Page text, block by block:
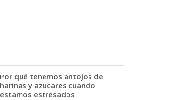
Por qué tenemos antojos de
harinas y azúcares cuando
estamos estresados